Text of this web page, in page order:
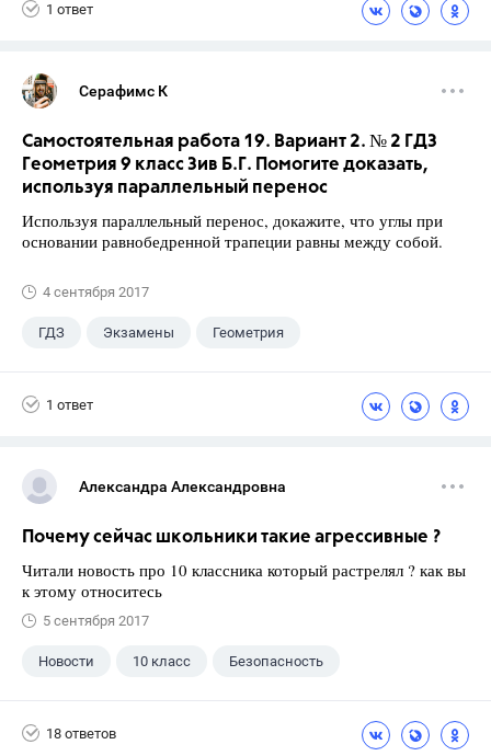
1 ответ
Серафимс К
Самостоятельная работа 19. Вариант 2. № 2 ГДЗ
Геометрия 9 класс Зив Б.Г. Помогите доказать,
используя параллельный перенос
Используя параллельный перенос, докажите, что углы при
основании равнобедренной трапеции равны между собой.
4 сентября 2017
ГДЗ Экзамены Геометрия
1 ответ
Александра Александровна
Почему сейчас школьники такие агрессивные ?
Читали новость про 10 классника который растрелял ? как вы
к этому относитесь
5 сентября 2017
Новости 10 класс Безопасность
18 ответов